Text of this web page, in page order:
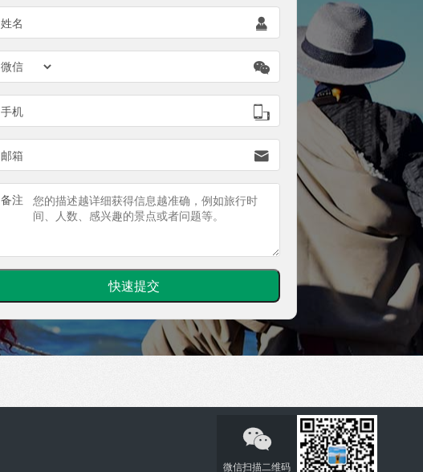
姓名 

手机 
邮箱 
备注

微信扫描二维码